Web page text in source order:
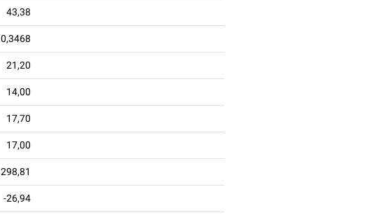
43,38
0,3468
21,20
14,00
17,70
17,00
298,81
-26,94